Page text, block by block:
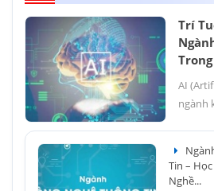
Trí
AI
ngành
Tin –
Nghề...